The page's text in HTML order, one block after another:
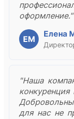
оформление."
ЕМ
Елена
"Наша
для нас не